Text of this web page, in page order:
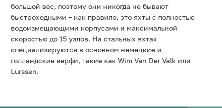
большой вес, поэтому они никогда не бывают
быстроходными – как правило, это яхты с полностью
водоизмещающими корпусами и максимальной
скоростью до 15 узлов. На стальных яхтах
специализируются в основном немецкие и
голландские верфи, такие как Wim Van Der Valk или
Lurssen.